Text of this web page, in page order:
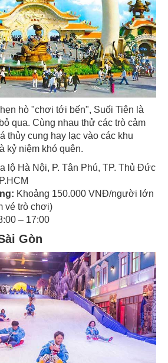
hò "chơi tới bến", Suối Tiên là
qua. Cùng nhau thử các trò cảm
thủy cung hay lạc vào các khu
kỷ niệm khó quên.
lộ Hà Nội, P. Tân Phú, TP. Thủ Đức
Khoảng 150.000 VNĐ/người lớn
vé trò chơi)
– 17:00
Gòn